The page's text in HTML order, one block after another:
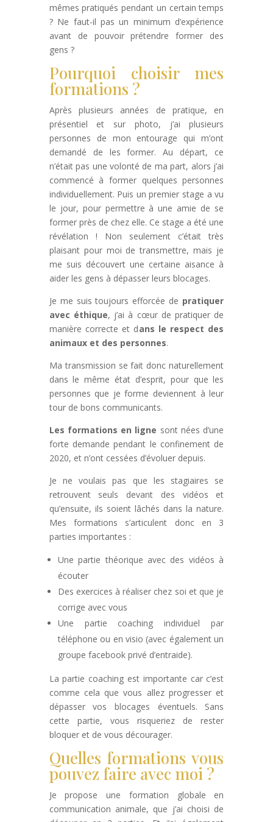
mêmes pratiqués pendant un certain temps
? Ne faut-il pas un minimum d’expérience
avant de pouvoir prétendre former des
gens ?
Pourquoi choisir mes
formations ?
Après plusieurs années de pratique, en
présentiel et sur photo, j’ai plusieurs
personnes de mon entourage qui m’ont
demandé de les former. Au départ, ce
n’était pas une volonté de ma part, alors j’ai
commencé à former quelques personnes
individuellement. Puis un premier stage a vu
le jour, pour permettre à une amie de se
former près de chez elle. Ce stage a été une
révélation ! Non seulement c’était très
plaisant pour moi de transmettre, mais je
me suis découvert une certaine aisance à
aider les gens à dépasser leurs blocages.
Je me suis toujours efforcée de pratiquer
avec éthique, j’ai à cœur de pratiquer de
manière correcte et dans le respect des
animaux et des personnes.
Ma transmission se fait donc naturellement
dans le même état d’esprit, pour que les
personnes que je forme deviennent à leur
tour de bons communicants.
Les formations en ligne sont nées d’une
forte demande pendant le confinement de
2020, et n’ont cessées d’évoluer depuis.
Je ne voulais pas que les stagiaires se
retrouvent seuls devant des vidéos et
qu’ensuite, ils soient lâchés dans la nature.
Mes formations s’articulent donc en 3
parties importantes :
Une partie théorique avec des vidéos à
écouter
Des exercices à réaliser chez soi et que je
corrige avec vous
Une partie coaching individuel par
téléphone ou en visio (avec également un
groupe facebook privé d’entraide).
La partie coaching est importante car c’est
comme cela que vous allez progresser et
dépasser vos blocages éventuels. Sans
cette partie, vous risqueriez de rester
bloquer et de vous décourager.
Quelles formations vous
pouvez faire avec moi ?
Je propose une formation globale en
communication animale, que j’ai choisi de